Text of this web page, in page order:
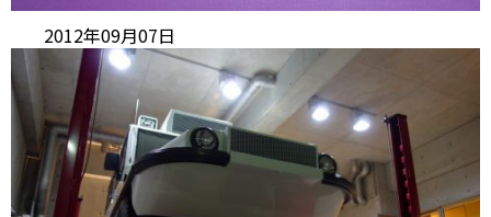
2012年09月07日